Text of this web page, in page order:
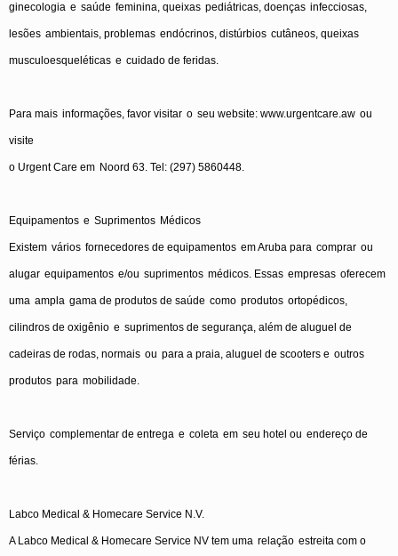
ginecologia e saúde feminina, queixas pediátricas, doenças infecciosas,
lesões ambientais, problemas endócrinos, distúrbios cutâneos, queixas
musculoesqueléticas e cuidado de feridas.
Para mais informações, favor visitar o seu website: www.urgentcare.aw ou
visite
o Urgent Care em Noord 63. Tel: (297) 5860448.
Equipamentos e Suprimentos Médicos
Existem vários fornecedores de equipamentos emAruba para comprar ou
alugar equipamentos e/ou suprimentos médicos. Essas empresas oferecem
uma ampla gama de produtos de saúde como produtos ortopédicos,
cilindros de oxigênio e suprimentos de segurança, além de aluguel de
cadeiras de rodas, normais ou para a praia, aluguel de scooters e outros
produtos para mobilidade.
Serviço complementar de entrega e coleta em seu hotel ou endereço de
férias.
Labco Medical & Homecare Service N.V.
A Labco Medical & Homecare Service NV tem uma relação estreita com o